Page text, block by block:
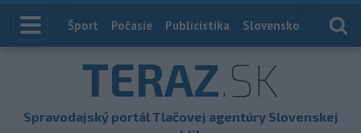
Index
Šport Počasie Publicistika Slovensko
TERAZ.SK
Spravodajský portál Tlačovej agentúry Slovenskej